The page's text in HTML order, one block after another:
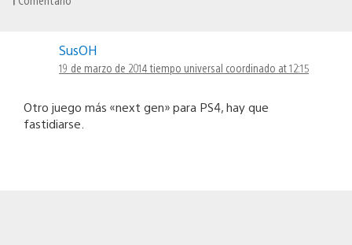
SusOH
19 de marzo de 2014 tiempo universal coordinado at 12:15
Otro juego más «next gen» para PS4, hay que
fastidiarse.